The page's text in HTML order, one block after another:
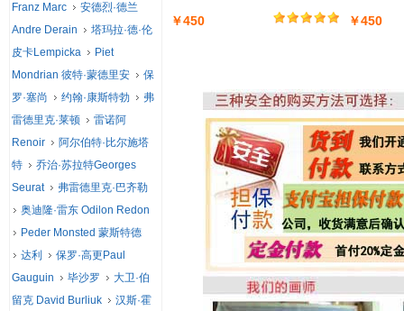
￥450 ￥450
Franz Marc
安德烈·德兰
Andre Derain
塔玛拉·德·伦
皮卡Lempicka
Piet
Mondrian 彼特·蒙德里安
保
罗·塞尚
约翰·康斯特勃
弗
雷德里克·莱顿
雷诺阿
Renoir
阿尔伯特·比尔施塔
特
乔治·苏拉特Georges
Seurat
弗雷德里克·巴齐勒
奥迪隆·雷东 Odilon Redon
Peder Monsted 蒙斯特德
达利
保罗·高更Paul
Gauguin
毕沙罗
大卫·伯
留克 David Burliuk
汉斯·霍